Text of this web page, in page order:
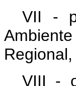
VII -
VIII -